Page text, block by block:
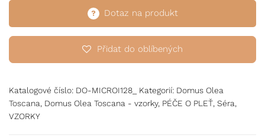
Dotaz na produkt
Přidat do oblíbených
Katalogové číslo: DO-MICROI128_ Kategorií: Domus Olea
Toscana Domus Olea Toscana - vzorky, PÉČE O PLEŤ Séra
VZORKY